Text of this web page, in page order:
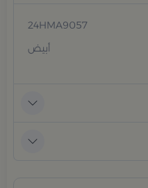
24HMA9057
أبيض